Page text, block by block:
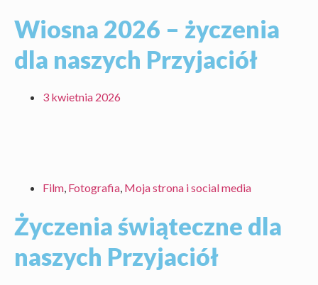
Wiosna 2026 – życzenia
dla naszych Przyjaciół
3 kwietnia 2026
Film, Fotografia, Moja strona i social media
Życzenia świąteczne dla
naszych Przyjaciół